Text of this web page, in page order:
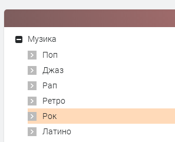
Музика
Поп
Джаз
Рап
Ретро
Рок
Латино